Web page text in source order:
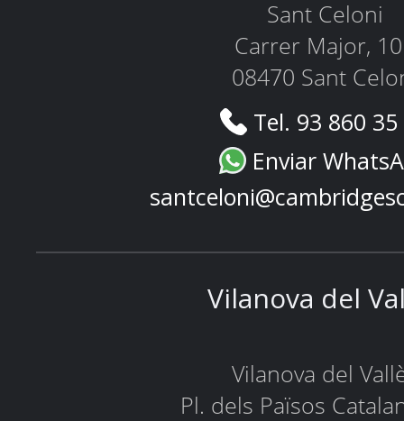
Sant Celoni
Carrer Major,
08470 Sant
Tel. 93 860
Enviar
Vilanova del
Vilanova del
Pl. dels Països